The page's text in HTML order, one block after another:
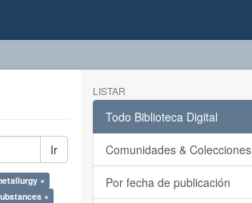
Ir
×
×
LISTAR
Todo Biblioteca Digital
Comunidades & Colecciones
Por fecha de publicación